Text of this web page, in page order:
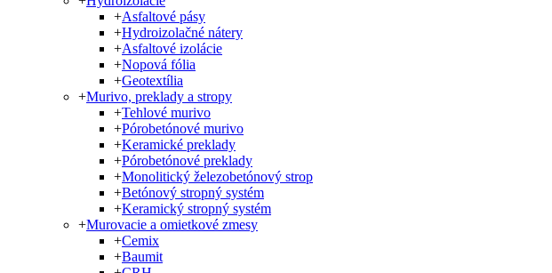
+Asfaltové pásy
+Hydroizolačné nátery
+Asfaltové izolácie
+Nopová fólia
+Geotextília
+Murivo, preklady a stropy
+Tehlové murivo
+Pórobetónové murivo
+Keramické preklady
+Pórobetónové preklady
+Monolitický železobetónový strop
+Betónový stropný systém
+Keramický stropný systém
+Murovacie a omietkové zmesy
+Cemix
+Baumit